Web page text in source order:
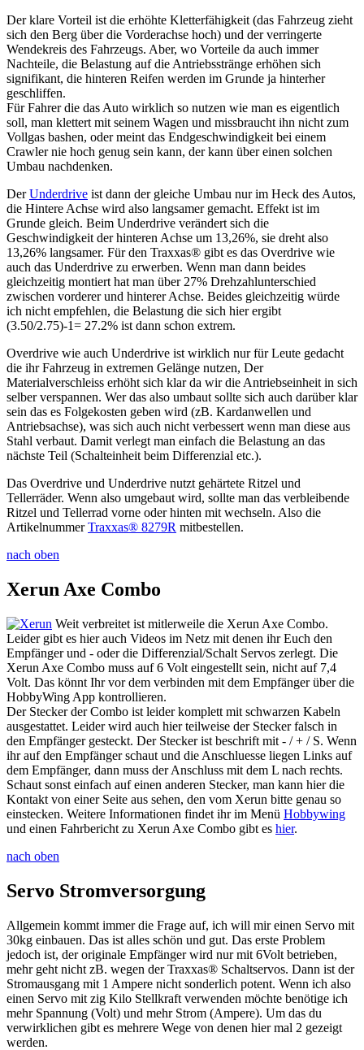
Der klare Vorteil ist die erhöhte Kletterfähigkeit (das Fahrzeug zieht
sich den Berg über die Vorderachse hoch) und der verringerte
Wendekreis des Fahrzeugs. Aber, wo Vorteile da auch immer
Nachteile, die Belastung auf die Antriebsstränge erhöhen sich
signifikant, die hinteren Reifen werden im Grunde ja hinterher
geschliffen.
Für Fahrer die das Auto wirklich so nutzen wie man es eigentlich
soll, man klettert mit seinem Wagen und missbraucht ihn nicht zum
Vollgas bashen, oder meint das Endgeschwindigkeit bei einem
Crawler nie hoch genug sein kann, der kann über einen solchen
Umbau nachdenken.
DerUnderdrive ist dann der gleiche Umbau nur im Heck des Autos,
die Hintere Achse wird also langsamer gemacht. Effekt ist im
Grunde gleich. Beim Underdrive verändert sich die
Geschwindigkeit der hinteren Achse um 13,26%, sie dreht also
13,26% langsamer. Für den Traxxas® gibt es das Overdrive wie
auch das Underdrive zu erwerben. Wenn man dann beides
gleichzeitig montiert hat man über 27% Drehzahlunterschied
zwischen vorderer und hinterer Achse. Beides gleichzeitig würde
ich nicht empfehlen, die Belastung die sich hier ergibt
(3.50/2.75)-1= 27.2% ist dann schon extrem.
Overdrive wie auch Underdrive ist wirklich nur für Leute gedacht
die ihr Fahrzeug in extremen Gelänge nutzen, Der
Materialverschleiss erhöht sich klar da wir die Antriebseinheit in sich
selber verspannen. Wer das also umbaut sollte sich auch darüber klar
sein das es Folgekosten geben wird (zB. Kardanwellen und
Antriebsachse), was sich auch nicht verbessert wenn man diese aus
Stahl verbaut. Damit verlegt man einfach die Belastung an das
nächste Teil (Schalteinheit beim Differenzial etc.).
Das Overdrive und Underdrive nutzt gehärtete Ritzel und
Tellerräder. Wenn also umgebaut wird, sollte man das verbleibende
Ritzel und Tellerrad vorne oder hinten mit wechseln. Also die
ArtikelnummerTraxxas® 8279R mitbestellen.
nach oben
Xerun Axe Combo
Weit verbreitet ist mitlerweile die Xerun Axe Combo.
Leider gibt es hier auch Videos im Netz mit denen ihr Euch den
Empfänger und - oder die Differenzial/Schalt Servos zerlegt. Die
Xerun Axe Combo muss auf 6 Volt eingestellt sein, nicht auf 7,4
Volt. Das könnt Ihr vor dem verbinden mit dem Empfänger über die
HobbyWing App kontrollieren.
Der Stecker der Combo ist leider komplett mit schwarzen Kabeln
ausgestattet. Leider wird auch hier teilweise der Stecker falsch in
den Empfänger gesteckt. Der Stecker ist beschrift mit - / + / S. Wenn
ihr auf den Empfänger schaut und die Anschluesse liegen Links auf
dem Empfänger, dann muss der Anschluss mit dem L nach rechts.
Schaut sonst einfach auf einen anderen Stecker, man kann hier die
Kontakt von einer Seite aus sehen, den vom Xerun bitte genau so
einstecken. Weitere Informationen findet ihr im Menü Hobbywing
und einen Fahrbericht zu Xerun Axe Combo gibt es hier.
nach oben
Servo Stromversorgung
Allgemein kommt immer die Frage auf, ich will mir einen Servo mit
30kg einbauen. Das ist alles schön und gut. Das erste Problem
jedoch ist, der originale Empfänger wird nur mit 6Volt betrieben,
mehr geht nicht zB. wegen der Traxxas® Schaltservos. Dann ist der
Stromausgang mit 1 Ampere nicht sonderlich potent. Wenn ich also
einen Servo mit zig Kilo Stellkraft verwenden möchte benötige ich
mehr Spannung (Volt) und mehr Strom (Ampere). Um das du
verwirklichen gibt es mehrere Wege von denen hier mal 2 gezeigt
werden.